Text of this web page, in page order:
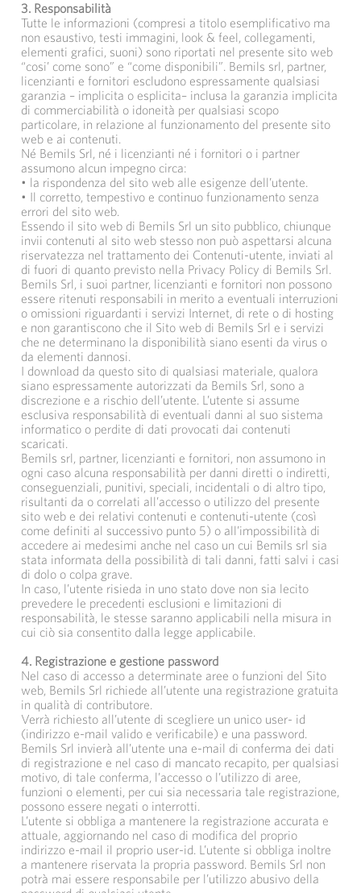
3. Responsabilità
Tutte le informazioni (compresi a titolo esemplificativo ma
non esaustivo, testi immagini, look & feel, collegamenti,
elementi grafici, suoni) sono riportati nel presente sito web
“cosi’ come sono” e “come disponibili”. Bemils srl, partner,
licenzianti e fornitori escludono espressamente qualsiasi
garanzia – implicita o esplicita– inclusa la garanzia implicita
di commerciabilità o idoneità per qualsiasi scopo
particolare, in relazione al funzionamento del presente sito
web e ai contenuti.
Né Bemils Srl, né i licenzianti né i fornitori o i partner
assumono alcun impegno circa:
• la rispondenza del sito web alle esigenze dell’utente.
• Il corretto, tempestivo e continuo funzionamento senza
errori del sito web.
Essendo il sito web di Bemils Srl un sito pubblico, chiunque
invii contenuti al sito web stesso non può aspettarsi alcuna
riservatezza nel trattamento dei Contenuti-utente, inviati al
di fuori di quanto previsto nella Privacy Policy di Bemils Srl.
Bemils Srl, i suoi partner, licenzianti e fornitori non possono
essere ritenuti responsabili in merito a eventuali interruzioni
o omissioni riguardanti i servizi Internet, di rete o di hosting
e non garantiscono che il Sito web di Bemils Srl e i servizi
che ne determinano la disponibilità siano esenti da virus o
da elementi dannosi.
I download da questo sito di qualsiasi materiale, qualora
siano espressamente autorizzati da Bemils Srl, sono a
discrezione e a rischio dell’utente. L’utente si assume
esclusiva responsabilità di eventuali danni al suo sistema
informatico o perdite di dati provocati dai contenuti
scaricati.
Bemils srl, partner, licenzianti e fornitori, non assumono in
ogni caso alcuna responsabilità per danni diretti o indiretti,
conseguenziali, punitivi, speciali, incidentali o di altro tipo,
risultanti da o correlati all’accesso o utilizzo del presente
sito web e dei relativi contenuti e contenuti-utente (così
come definiti al successivo punto 5) o all’impossibilità di
accedere ai medesimi anche nel caso un cui Bemils srl sia
stata informata della possibilità di tali danni, fatti salvi i casi
di dolo o colpa grave.
In caso, l’utente risieda in uno stato dove non sia lecito
prevedere le precedenti esclusioni e limitazioni di
responsabilità, le stesse saranno applicabili nella misura in
cui ciò sia consentito dalla legge applicabile.
4. Registrazione e gestione password
Nel caso di accesso a determinate aree o funzioni del Sito
web, Bemils Srl richiede all’utente una registrazione gratuita
in qualità di contributore.
Verrà richiesto all’utente di scegliere un unico user- id
(indirizzo e-mail valido e verificabile) e una password.
Bemils Srl invierà all’utente una e-mail di conferma dei dati
di registrazione e nel caso di mancato recapito, per qualsiasi
motivo, di tale conferma, l’accesso o l’utilizzo di aree,
funzioni o elementi, per cui sia necessaria tale registrazione,
possono essere negati o interrotti.
L’utente si obbliga a mantenere la registrazione accurata e
attuale, aggiornando nel caso di modifica del proprio
indirizzo e-mail il proprio user-id. L’utente si obbliga inoltre
a mantenere riservata la propria password. Bemils Srl non
potrà mai essere responsabile per l’utilizzo abusivo della